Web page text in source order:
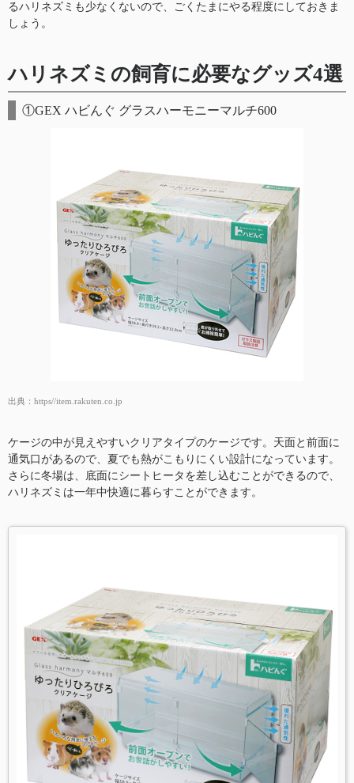
るハリネズミも少なくないので、ごくたまにやる程度にしておきま
しょう。
ハリネズミの飼育に必要なグッズ4選
①GEX ハビんぐ グラスハーモニーマルチ600
出典： https//item.rakuten.co.jp
ケージの中が見えやすいクリアタイプのケージです。天面と前面に
通気口があるので、夏でも熱がこもりにくい設計になっています。
さらに冬場は、底面にシートヒータを差し込むことができるので、
ハリネズミは一年中快適に暮らすことができます。